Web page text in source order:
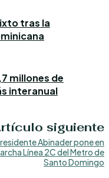
tras la
millones de
interanual
siguiente
Abinader pone en
Línea 2C del Metro de
Santo Domingo